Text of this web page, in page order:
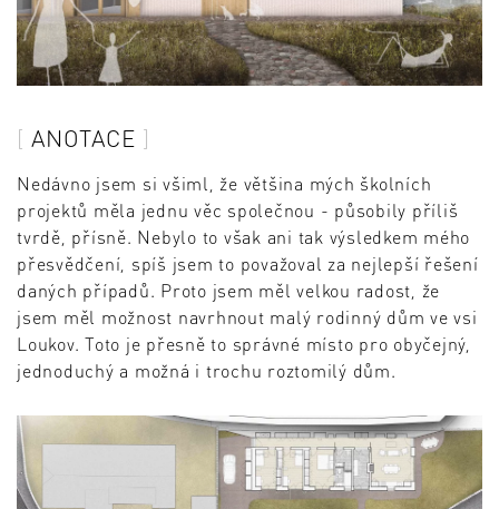
ANOTACE
Nedávno jsem si všiml, že většina mých školních
projektů měla jednu věc společnou - působily příliš
tvrdě, přísně. Nebylo to však ani tak výsledkem mého
přesvědčení, spíš jsem to považoval za nejlepší řešení
daných případů. Proto jsem měl velkou radost, že
jsem měl možnost navrhnout malý rodinný dům ve vsi
Loukov. Toto je přesně to správné místo pro obyčejný,
jednoduchý a možná i trochu roztomilý dům.